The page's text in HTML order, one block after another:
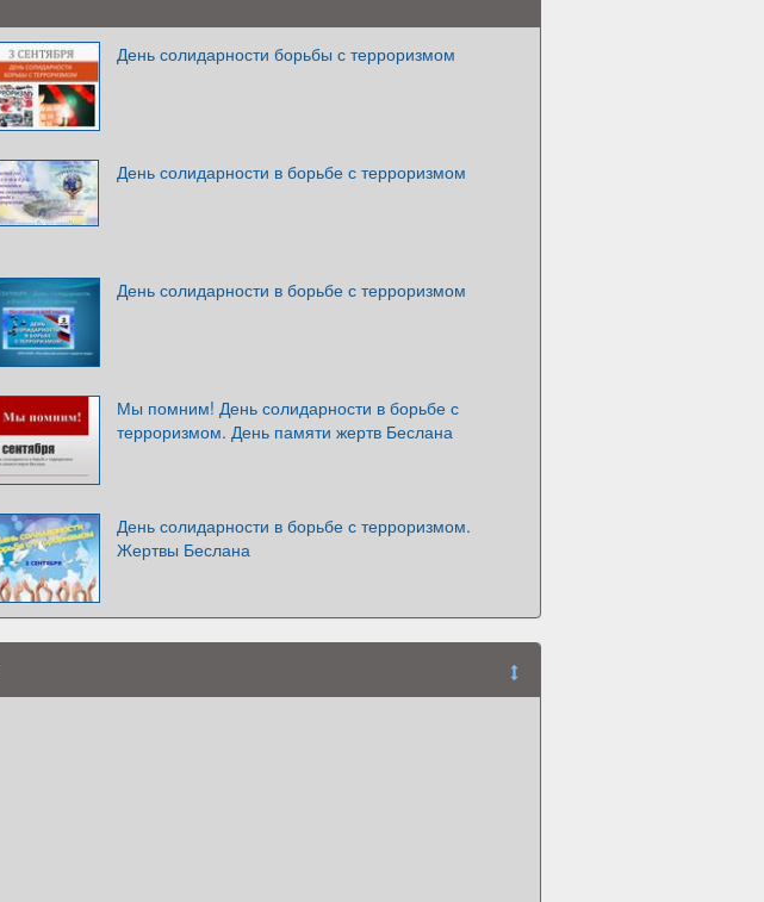
День солидарности борьбы с терроризмом
День солидарности в борьбе с терроризмом
День солидарности в борьбе с терроризмом
Мы помним! День солидарности в борьбе с
терроризмом. День памяти жертв Беслана
День солидарности в борьбе с терроризмом.
Жертвы Беслана